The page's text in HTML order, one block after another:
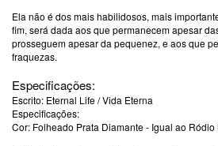
Ela não é dos mais habilidosos, mais
fim, será dada aos que permanecem apesar
prosseguem apesar da pequenez, e aos que
fraquezas.
Especificações:
Escrito: Eternal Life / Vida Eterna
Especificações:
Cor: Folheado Prata Diamante - Igual ao Ródio